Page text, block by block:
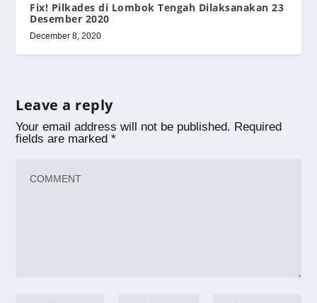
Fix! Pilkades di Lombok Tengah Dilaksanakan 23
Desember 2020
December 8, 2020
Leave a reply
Your email address will not be published. Required
fields are marked*